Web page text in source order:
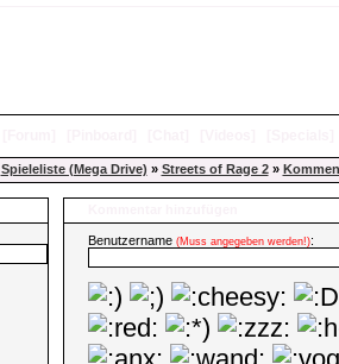
Spieleliste (Mega Drive) » Streets of Rage 2»
Benutzername (Muss angegeben werden!):